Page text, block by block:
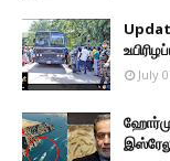
July